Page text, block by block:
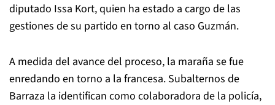
diputado Issa Kort, quien ha estado a cargo de las
gestiones de su partido en torno al caso Guzmán.
A medida del avance del proceso, la maraña se fue
enredando en torno a la francesa. Subalternos de
Barraza la identifican como colaboradora de la policía,